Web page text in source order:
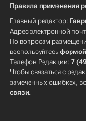
Правила применения
Главный редактор:
Адрес электронной
По вопросам
воспользуйтесьформой
Телефон Редакции: 7
Чтобы связаться с
замеченных ошибках,
связи.